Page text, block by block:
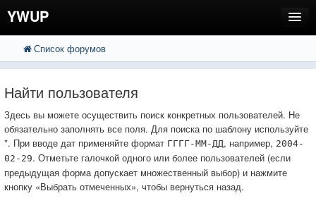
YWUP
FAQ
Вход
Список форумов
Найти пользователя
Здесь вы можете осуществить поиск конкретных пользователей. Не
обязательно заполнять все поля. Для поиска по шаблону используйте
*. При вводе дат применяйте формат ГГГГ-ММ-ДД, например, 2004-
02-29. Отметьте галочкой одного или более пользователей (если
предыдущая форма допускает множественный выбор) и нажмите
кнопку «Выбрать отмеченных», чтобы вернуться назад.